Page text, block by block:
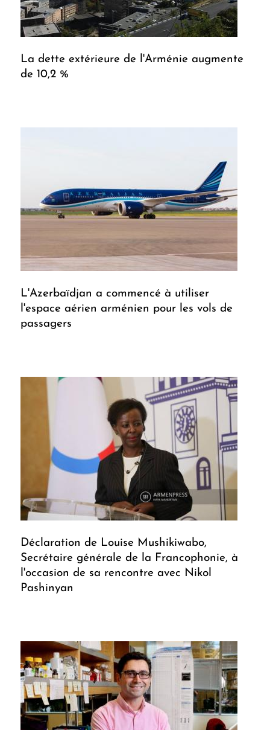
La dette extérieure de l'Arménie augmente
de 10,2 %
L'Azerbaïdjan a commencé à utiliser
l'espace aérien arménien pour les vols de
passagers
Déclaration de Louise Mushikiwabo,
Secrétaire générale de la Francophonie, à
l'occasion de sa rencontre avec Nikol
Pashinyan